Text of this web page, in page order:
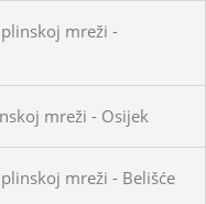
mreži -
mreži - Osijek
mreži - Belišće